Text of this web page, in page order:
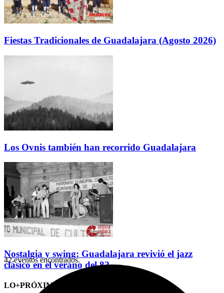
Fiestas Tradicionales de Guadalajara (Agosto 2026)
Los Ovnis también han recorrido Guadalajara
Nostalgia y swing: Guadalajara revivió el jazz
clásico en el verano del 82
LO+PRÓXIMO (CITAS)
42 eventos encontrados.